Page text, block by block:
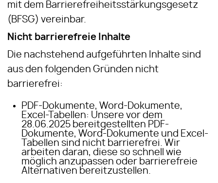
mit dem Barrierefreiheitsstärkungsgesetz
(BFSG) vereinbar.
Nicht barrierefreie Inhalte
Die nachstehend aufgeführten Inhalte sind
aus den folgenden Gründen nicht
barrierefrei:
PDF-Dokumente, Word-Dokumente,
Excel-Tabellen: Unsere vor dem
28.06.2025 bereitgestellten PDF-
Dokumente, Word-Dokumente und Excel-
Tabellen sind nicht barrierefrei. Wir
arbeiten daran, diese so schnell wie
möglich anzupassen oder barrierefreie
Alternativen bereitzustellen.